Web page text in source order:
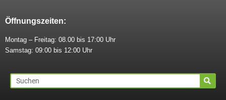
Öffnungszeiten:
Montag – Freitag: 08.00 bis 17:00 Uhr
Samstag: 09:00 bis 12:00 Uhr